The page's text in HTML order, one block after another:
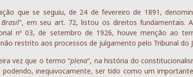
que se seguiu, de 24 de fevereiro de 1891,
“, em seu art. 72, listou os direitos fundamentais.
nº 03, de setembro de 1926, houve menção ao
restrito aos processos de julgamento pelo Tribunal do
vez que o termo “plena“, na história do
podendo, inequivocamente, ser tido como um